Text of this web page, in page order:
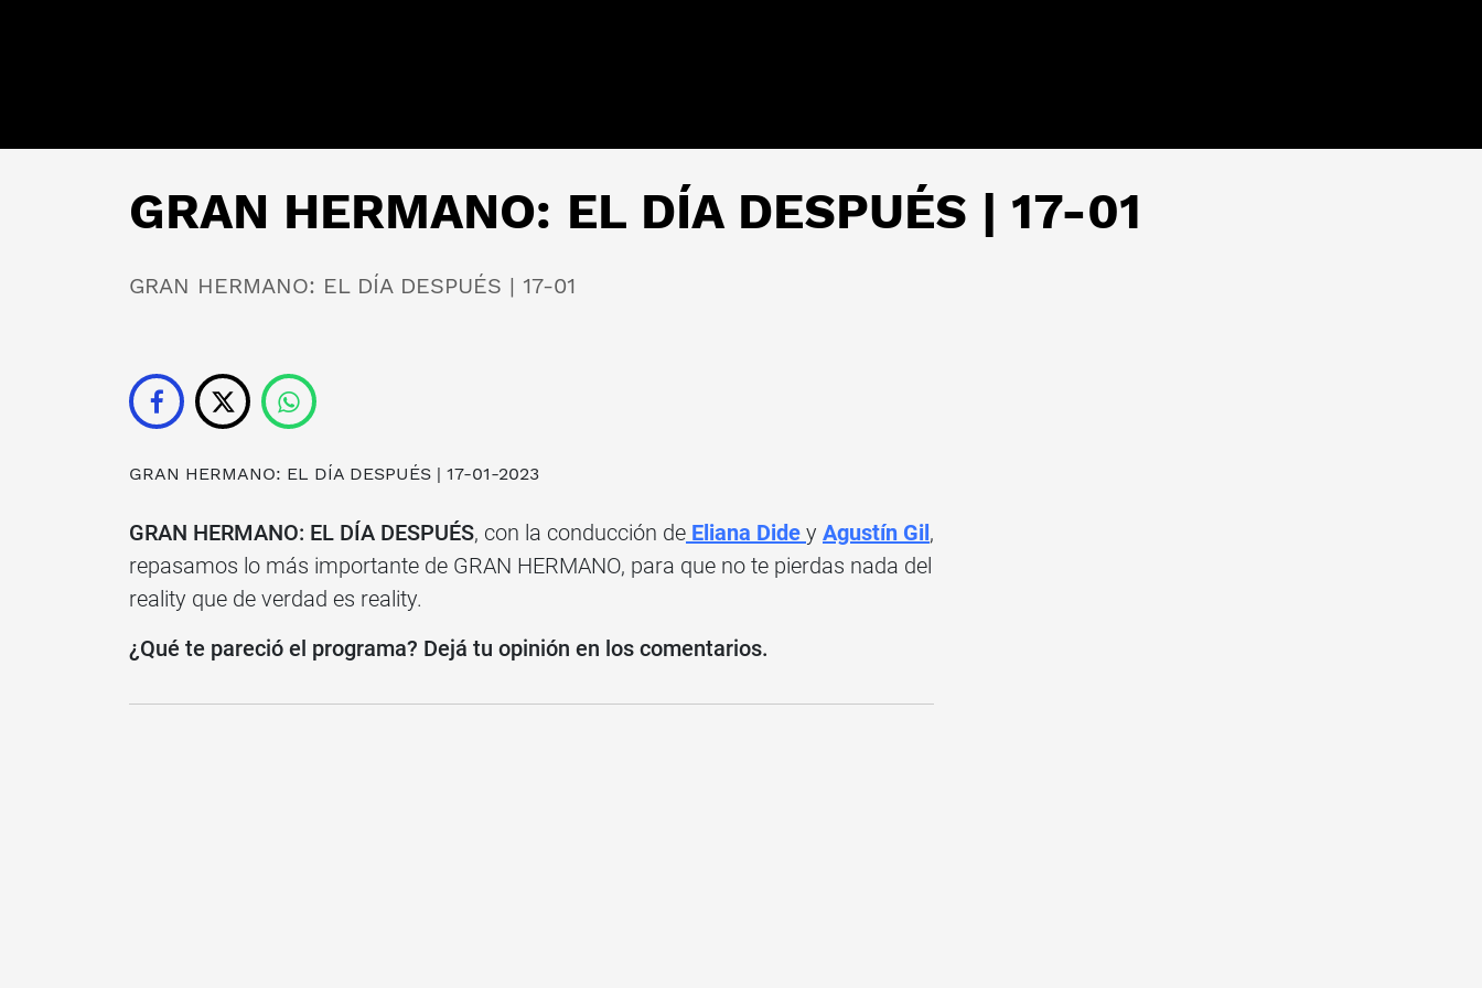
GRAN HERMANO: EL DÍA DESPUÉS | 17-01
GRAN HERMANO: EL DÍA DESPUÉS | 17-01
GRAN HERMANO: EL DÍA DESPUÉS | 17-01-2023
GRAN HERMANO: EL DÍA DESPUÉS, con la conducción de Eliana Dide y Agustín Gil,
repasamos lo más importante de GRAN HERMANO, para que no te pierdas nada del
reality que de verdad es reality.
¿Qué te pareció el programa? Dejá tu opinión en los comentarios.